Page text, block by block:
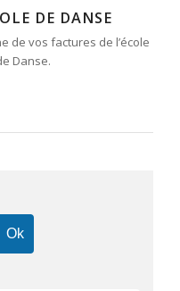
DE DANSE
de vos factures de l’école
Danse.